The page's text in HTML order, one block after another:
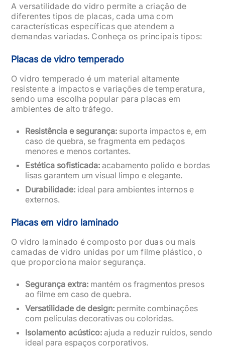
A versatilidade do vidro permite a criação de
diferentes tipos de placas, cada uma com
características específicas que atendem a
demandas variadas. Conheça os principais tipos:
Placas de vidro temperado
O vidro temperado é um material altamente
resistente a impactos e variações de temperatura,
sendo uma escolha popular para placas em
ambientes de alto tráfego.
Resistência e segurança: suporta impactos e, em
caso de quebra, se fragmenta em pedaços
menores e menos cortantes.
Estética sofisticada: acabamento polido e bordas
lisas garantem um visual limpo e elegante.
Durabilidade: ideal para ambientes internos e
externos.
Placas em vidro laminado
O vidro laminado é composto por duas ou mais
camadas de vidro unidas por um filme plástico, o
que proporciona maior segurança.
Segurança extra: mantém os fragmentos presos
ao filme em caso de quebra.
Versatilidade de design: permite combinações
com películas decorativas ou coloridas.
Isolamento acústico: ajuda a reduzir ruídos, sendo
ideal para espaços corporativos.